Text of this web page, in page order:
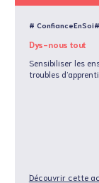
Découvrir cette
# ConfianceEnSoi
Dys-nous tout
Sensibiliser les
troubles